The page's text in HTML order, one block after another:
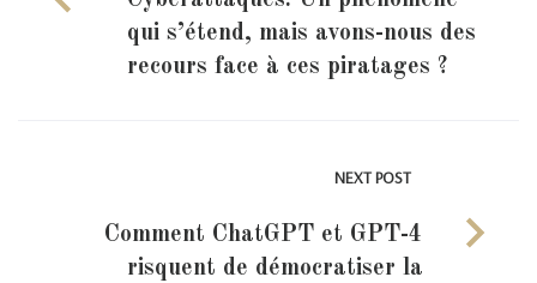
qui s’étend, mais avons-nous des
recours face à ces piratages ?
NEXT POST
Comment ChatGPT et GPT-4
risquent de démocratiser la